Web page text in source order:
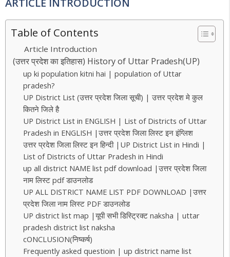
ARTICLE INTRODUCTION
Table of Contents
Article Introduction
(उत्तर प्रदेश का इतिहास) History of Uttar Pradesh(UP)
up ki population kitni hai | population of Uttar
pradesh?
UP District List (उत्तर प्रदेश जिला सूची) | उत्तर प्रदेश मे कुल
कितने जिले है
UP District List in ENGLISH | List of Districts of Uttar
Pradesh in ENGLISH |उत्तर प्रदेश जिला लिस्ट इन इंग्लिश
उत्तर प्रदेश जिला लिस्ट इन हिन्दी |UP District List in Hindi |
List of Districts of Uttar Pradesh in Hindi
up all district NAME list pdf download |उत्तर प्रदेश जिला
नाम लिस्ट pdf डाउनलोड
UP ALL DISTRICT NAME LIST PDF DOWNLOAD |उत्तर
प्रदेश जिला नाम लिस्ट PDF डाउनलोड
UP district list map |यूपी सभी डिस्ट्रिक्ट naksha | uttar
pradesh district list naksha
cONCLUSION(निष्कर्ष)
Frequently asked questioin | up district name list